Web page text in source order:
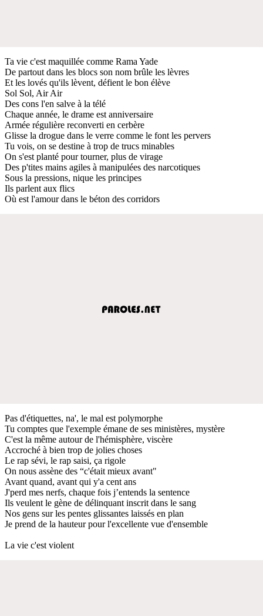
Ta vie c'est maquillée comme Rama Yade
De partout dans les blocs son nom brûle les lèvres
Et les lovés qu'ils lèvent, défient le bon élève
Sol Sol, Air Air
Des cons l'en salve à la télé
Chaque année, le drame est anniversaire
Armée régulière reconverti en cerbère
Glisse la drogue dans le verre comme le font les pervers
Tu vois, on se destine à trop de trucs minables
On s'est planté pour tourner, plus de virage
Des p'tites mains agiles à manipulées des narcotiques
Sous la pressions, nique les principes
Ils parlent aux flics
Où est l'amour dans le béton des corridors
Pas d'étiquettes, na', le mal est polymorphe
Tu comptes que l'exemple émane de ses ministères, mystère
C'est la même autour de l'hémisphère, viscère
Accroché à bien trop de jolies choses
Le rap sévi, le rap saisi, ça rigole
On nous assène des “c'était mieux avant"
Avant quand, avant qui y'a cent ans
J'perd mes nerfs, chaque fois j’entends la sentence
Ils veulent le gène de délinquant inscrit dans le sang
Nos gens sur les pentes glissantes laissés en plan
Je prend de la hauteur pour l'excellente vue d'ensemble
La vie c'est violent